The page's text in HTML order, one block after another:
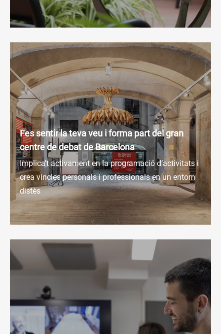
Fes sentir la teva veu i forma part del gran
centre de debat de Barcelona
Implica’t activament en la programació d’activitats i
crea vincles personals i professionals en un entorn
distès